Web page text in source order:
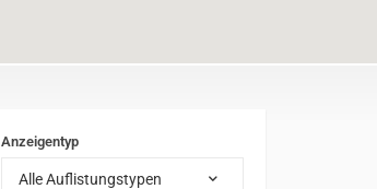
Anzeigentyp
Alle Auflistungstypen